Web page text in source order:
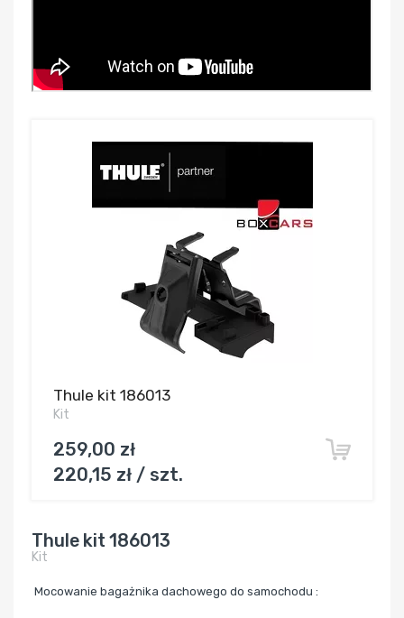
Thule kit 186013
Kit
259,00 zł
220,15 zł / szt.
Thule kit 186013
Kit
Mocowanie bagażnika dachowego do samochodu :